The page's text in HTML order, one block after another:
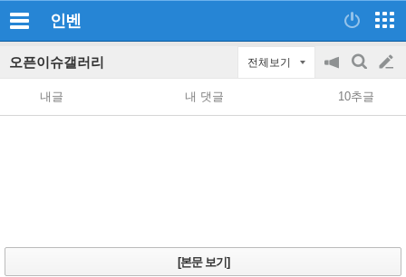
인벤
오픈이슈갤러리 전체보기
공
지
on/off
검
색
글
쓰
내글 내 댓글 10추글
[본문 보기]